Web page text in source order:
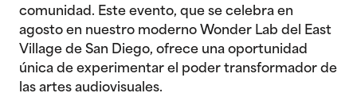
comunidad. Este evento, que se celebra en
agosto en nuestro moderno Wonder Lab del East
Village de San Diego, ofrece una oportunidad
única de experimentar el poder transformador de
las artes audiovisuales.